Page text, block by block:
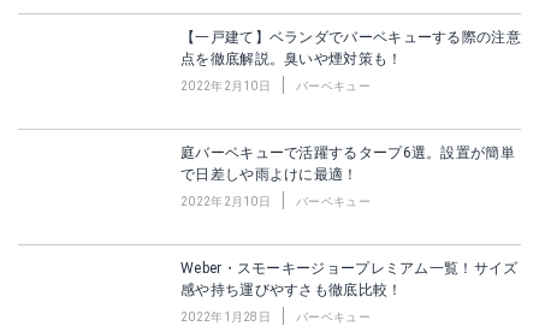
【一戸建て】ベランダでバーベキューする際の注意
点を徹底解説。臭いや煙対策も！
2022年2月10日 バーベキュー
庭バーベキューで活躍するタープ6選。設置が簡単
で日差しや雨よけに最適！
2022年2月10日 バーベキュー
Weber・スモーキージョープレミアム一覧！サイズ
感や持ち運びやすさも徹底比較！
2022年1月28日 バーベキュー